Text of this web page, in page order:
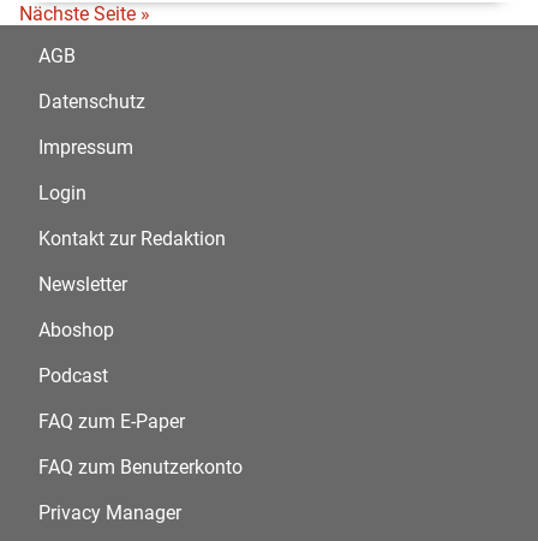
Nächste Seite »
AGB
Datenschutz
Impressum
Login
Kontakt zur Redaktion
Newsletter
Aboshop
Podcast
FAQ zum E-Paper
FAQ zum Benutzerkonto
Privacy Manager